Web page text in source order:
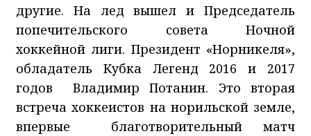
другие. На лед вышел и Председатель
попечительского совета Ночной
хоккейной лиги. Президент «Норникеля»,
обладатель Кубка Легенд 2016 и 2017
годов Владимир Потанин. Это вторая
встреча хоккеистов на норильской земле,
впервые благотворительный матч